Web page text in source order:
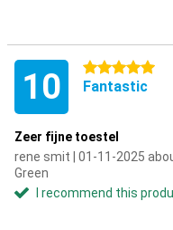
10 5 stars
Fantastic
Zeer fijne toestel
rene smit | 01-11-2025
Green
I recommend this